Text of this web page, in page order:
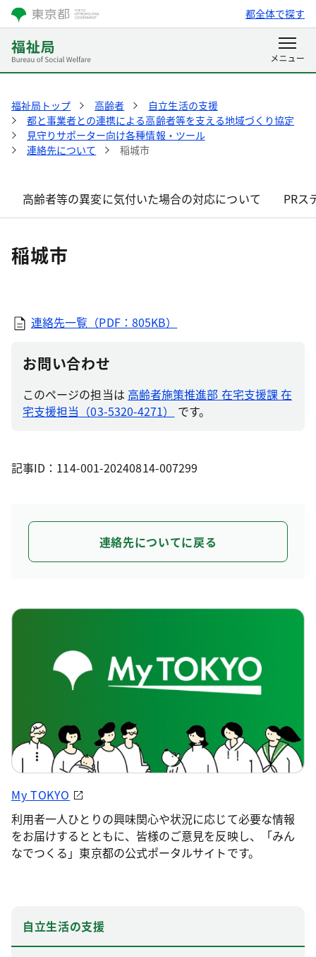
都全体で探す
福祉局トップ 高齢者
自立生活の支援
都と事業者との連携による高齢者等を支える地域づくり協定
見守りサポーター向け各種情報・ツール
連絡先について
稲城市
高齢者等の異変に気付いた場合の対応について PRス
稲城市
連絡先一覧（PDF：805KB）
お問い合わせ
このページの担当は 高齢者施策推進部 在宅支援課 在
宅支援担当（03-5320-4271）
です。
記事ID：114-001-20240814-007299
連絡先についてに戻る
My TOKYO
利用者一人ひとりの興味関心や状況に応じて必要な情報
をお届けするとともに、皆様のご意見を反映し、「みん
なでつくる」東京都の公式ポータルサイトです。
自立生活の支援